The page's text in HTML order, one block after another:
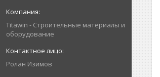
Titawin - Строительные материалы и
оборудование
Ролан Изимов